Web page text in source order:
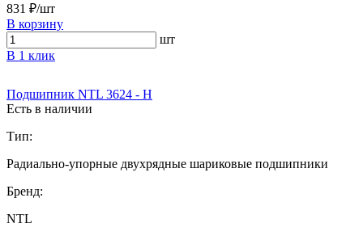
831 ₽/шт
В корзину
шт
В 1 клик
Подшипник NTL 3624 - H
Есть в наличии
Тип:
Радиально-упорные двухрядные шариковые подшипники
Бренд:
NTL